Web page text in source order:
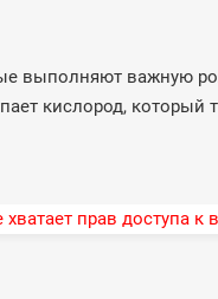
выполняют важную
кислород, который
хватает прав доступа к